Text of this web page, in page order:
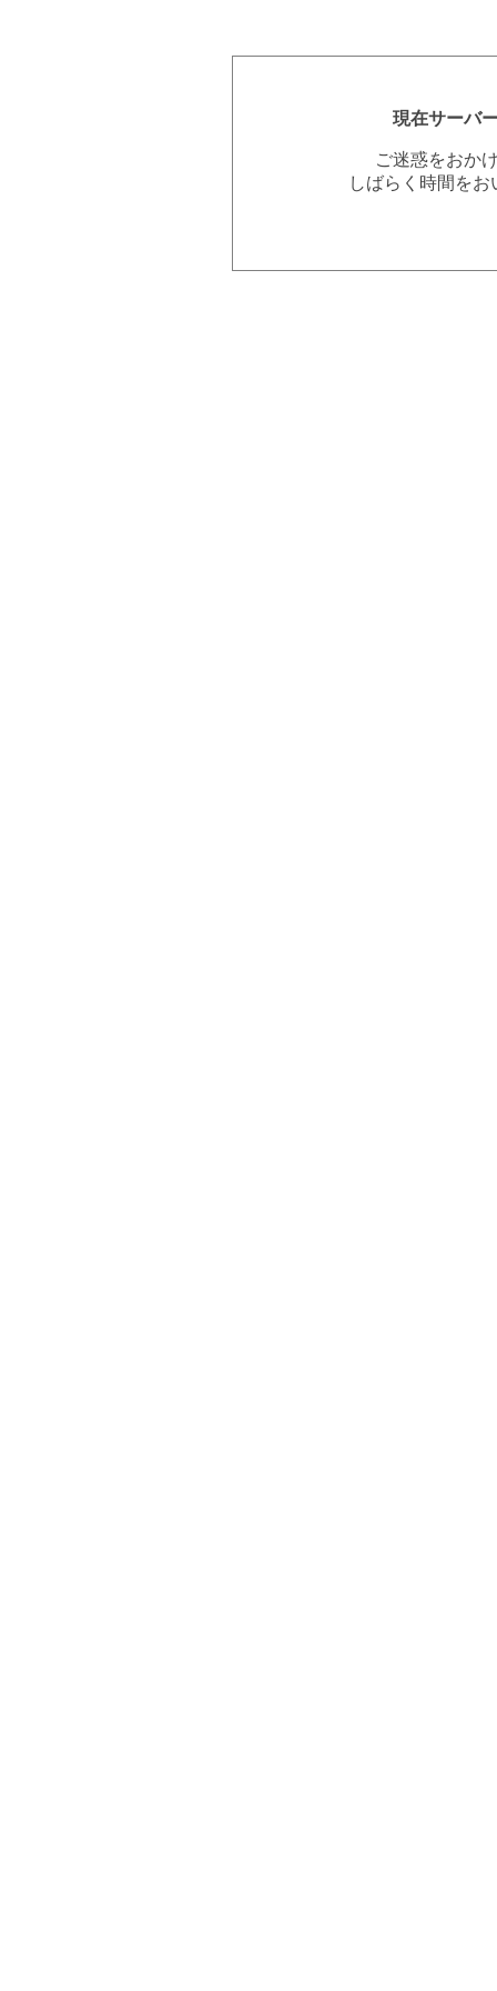
現在サーバ
ご迷惑をおか
しばらく時間を